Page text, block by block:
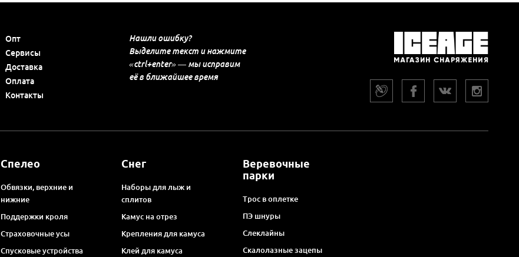
Опт
Сервисы
Доставка
Оплата
Контакты
Нашли ошибку?
Выделите текст и нажмите
«ctrl+enter» — мы исправим
её в ближайшее время
Спелео
Обвязки, верхние и
нижние
Поддержки кроля
Страховочные усы
Спусковые устройства
Снег
Наборы для лыж и
сплитов
Камус на отрез
Крепления для камуса
Клей для камуса
Веревочные
парки
Трос в оплетке
ПЭ шнуры
Слеклайны
Скалолазные зацепы